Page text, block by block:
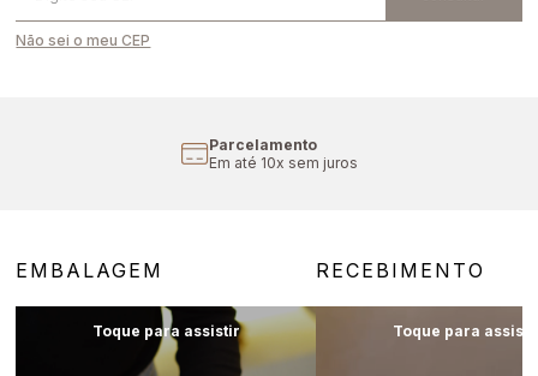
Não sei o meu CEP
Parcelamento
Em até 10x sem juros
EMBALAGEM RECEBIMENTO